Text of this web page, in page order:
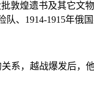
敦煌遗书及其它文
、1914-1915年俄
系，越战爆发后